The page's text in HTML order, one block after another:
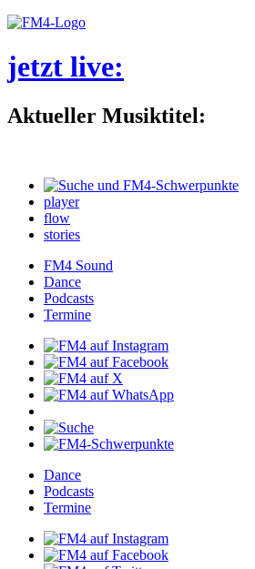
jetztlive:
AktuellerMusiktitel:
player
flow
stories
FM4Sound
Dance
Podcasts
Termine
Dance
Podcasts
Termine